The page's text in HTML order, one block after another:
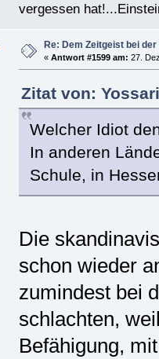
vergessen
Re: Dem Zeitgeist bei
« Antwort #1599 am: 27.
Zitat von:
Welcher Idiot
In anderen
Schule, in
Die
schon wieder
zumindest bei
schlachten,
Befähigung,